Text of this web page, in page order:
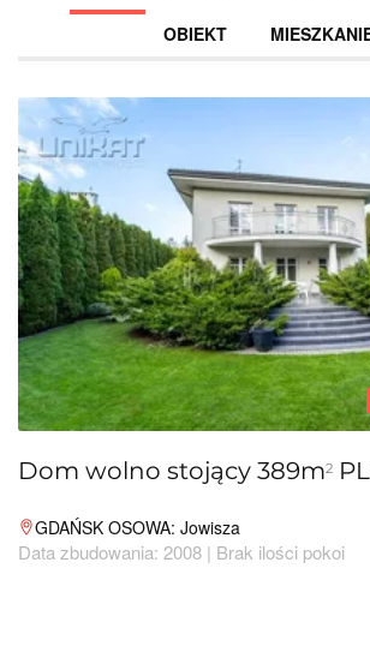
OBIEKT
Dom wolno stojący 389m2
GDAŃSK OSOWA: Jowisza
Data zbudowania: 2008 | Brak ilości pokoi